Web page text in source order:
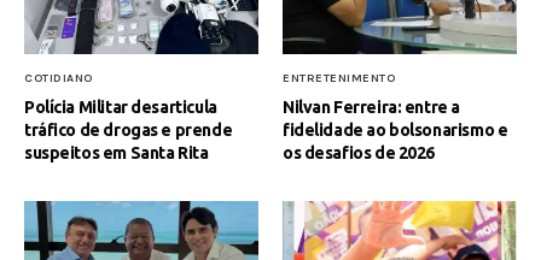
COTIDIANO
Polícia Militar desarticula
tráfico de drogas e prende
suspeitos em Santa Rita
ENTRETENIMENTO
Nilvan Ferreira: entre a
fidelidade ao bolsonarismo e
os desafios de 2026